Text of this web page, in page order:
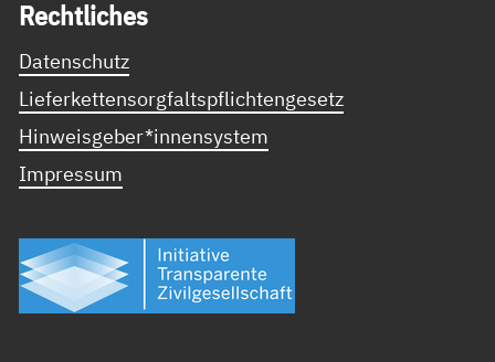
Recht­li­ches
Datenschutz
Lieferkettensorgfaltspflichtengesetz
Hinweisgeber*innensystem
Impressum